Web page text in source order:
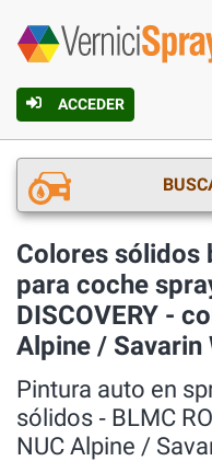
ACCEDER
Colores
para coche
DISCOVERY -
Alpine / Savarin
Pintura auto en
sólidos ‐ BLMC
NUC Alpine /